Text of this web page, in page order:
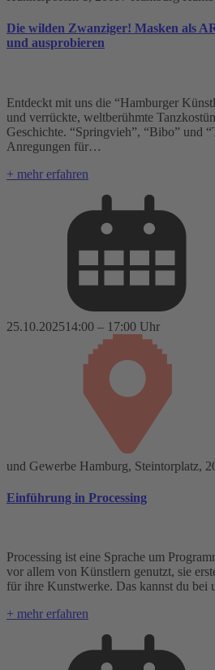
Die wilden Zwanziger! Masken als
und ausprobieren
Entdeckt mit uns die “Hamburger
und verrückte, weltberühmte
Geschichte. “Springvieh”, “Bibo” und
Anregungen für…
+ mehr erfahren
25.10.202514:00 – 17:00 Uhr
und Gewerbe Hamburg, Steintorplatz,
Einführung in Processing
Processing ist eine Sprache um
vor allem von Künstlern genutzt, sie
für ihre Kunstwerke. Das kannst du bei
+ mehr erfahren